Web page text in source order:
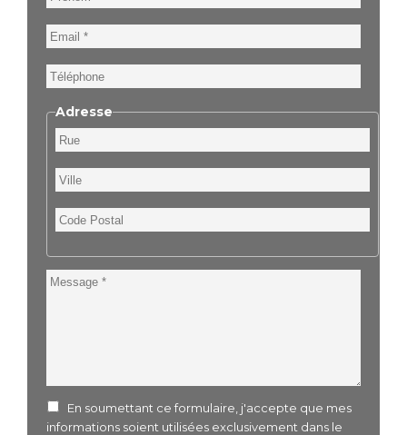
Email
Téléphone
Adresse
Rue
Ville
Code
Postal
Message
En soumettant ce formulaire, j'accepte que mes
informations soient utilisées exclusivement dans le